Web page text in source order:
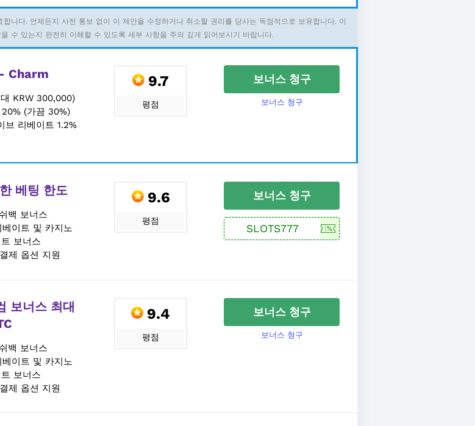
니다. 언제든지 사전 통보 없이 이 제안을 수정하거나 취소할 권리를 당사는 독점적으로 보유합니다. 이
수 있는지 완전히 이해할 수 있도록 세부 사항을 주의 깊게 읽어보시기 바랍니다.
Charm
KRW 300,000)
(가끔 30%)
브 리베이트 1.2%
9.7
평점
보너스 청구
보너스 청구
베팅 한도
백 보너스
이트 및 카지노
보너스
제 옵션 지원
9.6
평점
보너스 청구
보너스 최대
백 보너스
이트 및 카지노
보너스
제 옵션 지원
9.4
평점
보너스 청구
보너스 청구